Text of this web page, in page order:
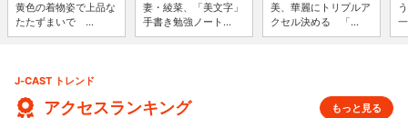
黄色の着物姿で上品な
たたずまいで ...
妻・綾菜、「美文字」
手書き勉強ノート...
美、華麗にトリプルア
クセル決める 「...
J-CAST トレンド
アクセスランキング もっと見る